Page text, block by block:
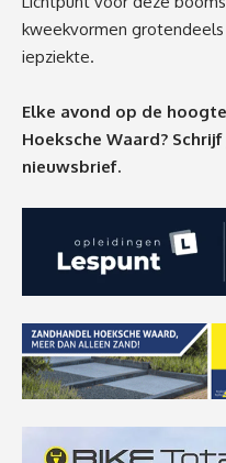
kweekvormen
iepziekte.
Elke avond op de
Hoeksche Waard?
nieuwsbrief.